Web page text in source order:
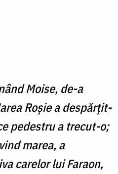
Moise, de-a
Roşie a despărţit-
pedestru a trecut-o;
marea, a
carelor lui Faraon,